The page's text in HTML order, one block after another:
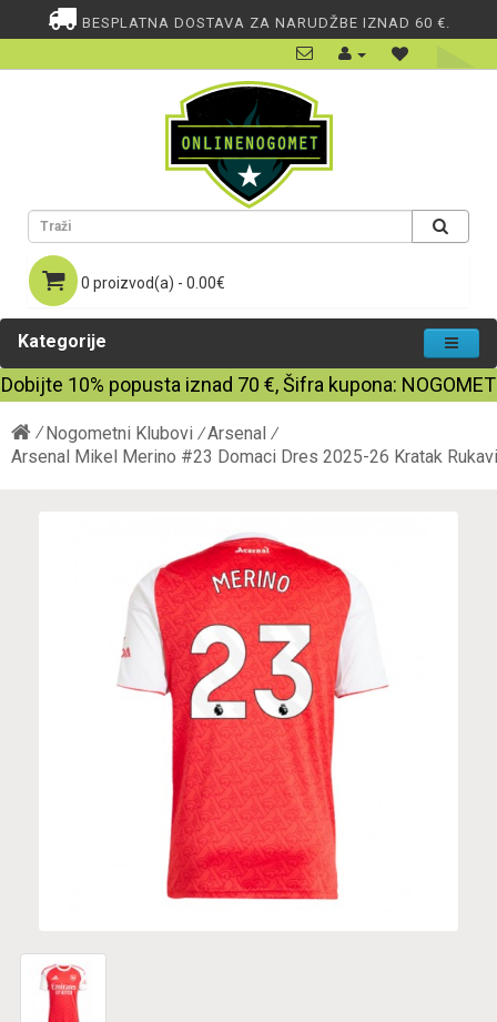
BESPLATNA DOSTAVA ZA NARUDŽBE IZNAD 60 €.
0 proizvod(a) - 0.00€
Kategorije
Dobijte 10% popusta iznad 70 €, Šifra kupona: NOGOMET
Nogometni Klubovi
Arsenal
Arsenal Mikel Merino #23 Domaci Dres 2025-26 Kratak